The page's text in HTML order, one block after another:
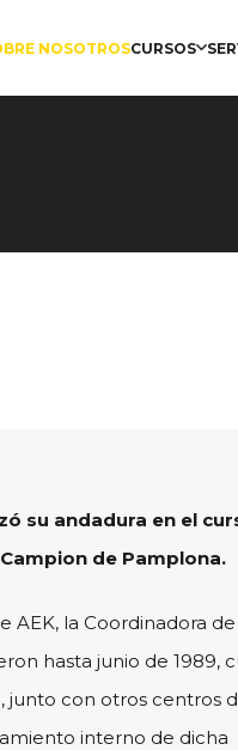
NOSOTROSCURSOS
su andadura en el
de Pamplona.
AEK, la Coordinadora de
hasta junio de 1989,
con otros centros
interno de dicha